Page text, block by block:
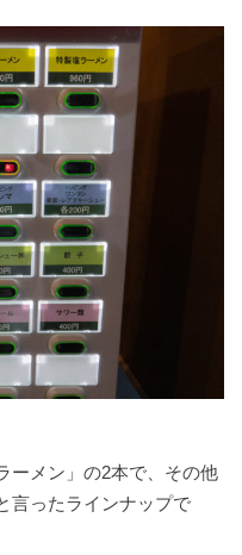
ーメン」の2本で、その他
言ったラインナップで